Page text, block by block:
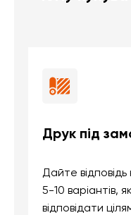
Друк під
Дайте
5-10 варіантів,
відповідати